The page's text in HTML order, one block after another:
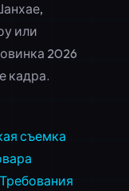
или
2026
кадра.
съемка
Требования